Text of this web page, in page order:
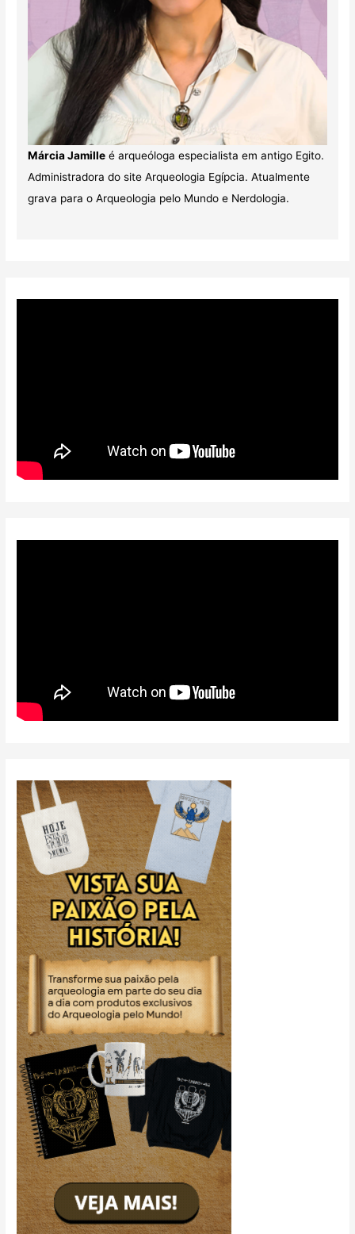
Márcia Jamilleé arqueóloga especialista em antigo Egito.
Administradora do site Arqueologia Egípcia. Atualmente
grava para o Arqueologia pelo Mundo e Nerdologia.